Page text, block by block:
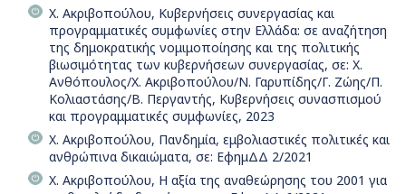
Χ. Ακριβοπούλου, Κυβερνήσεις συνεργασίας και
προγραμματικές συμφωνίες στην Ελλάδα: σε αναζήτηση
της δημοκρατικής νομιμοποίησης και της πολιτικής
βιωσιμότητας των κυβερνήσεων συνεργασίας, σε: Χ.
Ανθόπουλος/Χ. Ακριβοπούλου/Ν. Γαρυπίδης/Γ. Ζώης/Π.
Κολιαστάσης/Β. Περγαντής, Κυβερνήσεις συνασπισμού
και προγραμματικές συμφωνίες, 2023
Χ. Ακριβοπούλου, Πανδημία, εμβολιαστικές πολιτικές και
ανθρώπινα δικαιώματα, σε: ΕφημΔΔ 2/2021
Χ. Ακριβοπούλου, Η αξία της αναθεώρησης του 2001 για